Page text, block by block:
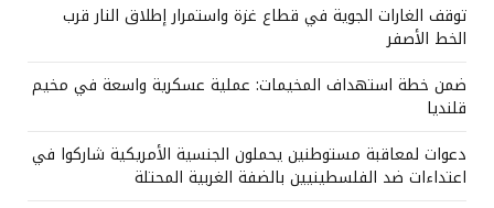
توقف الغارات الجوية في قطاع غزة واستمرار إطلاق النار قرب
الخط الأصفر
ضمن خطة استهداف المخيمات: عملية عسكرية واسعة في مخيم
قلنديا
دعوات لمعاقبة مستوطنين يحملون الجنسية الأمريكية شاركوا في
اعتداءات ضد الفلسطينيين بالضفة الغربية المحتلة